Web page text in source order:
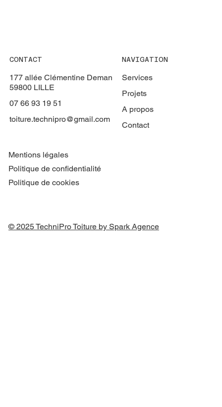
CONTACT
177 allée Clémentine Deman
59800 LILLE
07 66 93 19 51
toiture.technipro@gmail.com
NAVIGATION
Services
Projets
A propos
Contact
Mentions légales
Politique de confidentialité
Politique de cookies
© 2025 TechniPro Toiture by Spark Agence